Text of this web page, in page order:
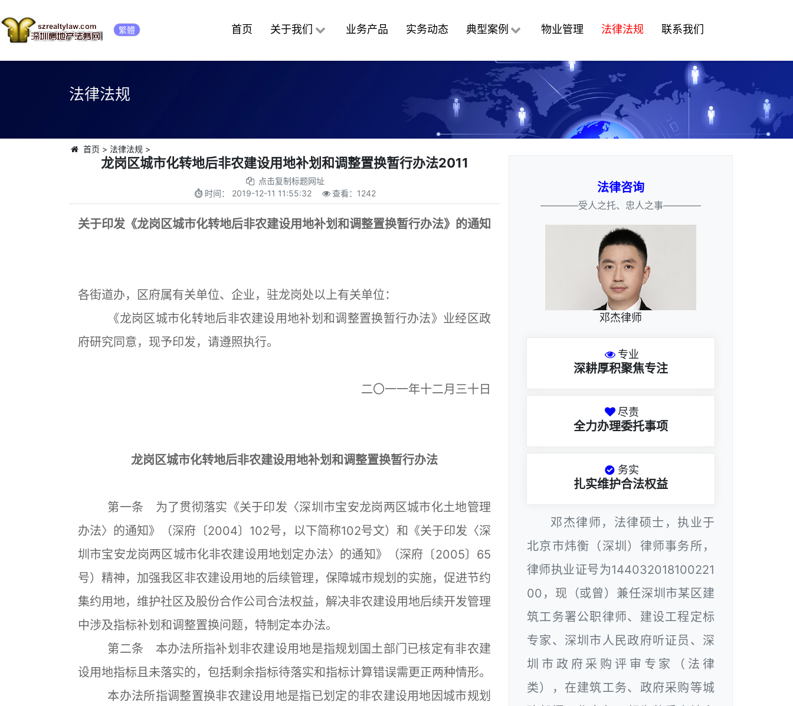
繁體 首页 关于我们 业务产品 实务动态 典型案例 物业管理 法律法规 联系我们
法律法规
首页 > 法律法规 >
龙岗区城市化转地后非农建设用地补划和调整置换暂行办法2011
点击复制标题网址
时间： 2019-12-11 11:55:32 查看： 1242
关于印发《龙岗区城市化转地后非农建设用地补划和调整置换暂行办法》的通知
各街道办，区府属有关单位、企业，驻龙岗处以上有关单位：
《龙岗区城市化转地后非农建设用地补划和调整置换暂行办法》业经区政
府研究同意，现予印发，请遵照执行。
二〇一一年十二月三十日
龙岗区城市化转地后非农建设用地补划和调整置换暂行办法
第一条 为了贯彻落实《关于印发〈深圳市宝安龙岗两区城市化土地管理
办法〉的通知》（深府〔2004〕102号，以下简称102号文）和《关于印发〈深
圳市宝安龙岗两区城市化非农建设用地划定办法〉的通知》（深府〔2005〕65
号）精神，加强我区非农建设用地的后续管理，保障城市规划的实施，促进节约
集约用地，维护社区及股份合作公司合法权益，解决非农建设用地后续开发管理
中涉及指标补划和调整置换问题，特制定本办法。
第二条 本办法所指补划非农建设用地是指规划国土部门已核定有非农建
设用地指标且未落实的，包括剩余指标待落实和指标计算错误需更正两种情形。
本办法所指调整置换非农建设用地是指已划定的非农建设用地因城市规划
法律咨询
————受人之托、忠人之事————
邓杰律师
专业
深耕厚积聚焦专注
尽责
全力办理委托事项
务实
扎实维护合法权益
邓杰律师，法律硕士，执业于
北京市炜衡（深圳）律师事务所，
律师执业证号为144032018100221
00，现（或曾）兼任深圳市某区建
筑工务署公职律师、建设工程定标
专家、深圳市人民政府听证员、深
圳市政府采购评审专家（法律
类），在建筑工务、政府采购等城